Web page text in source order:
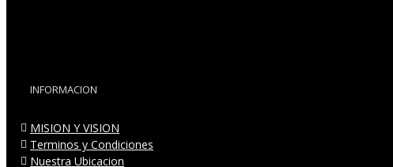
INFORMACION
MISION Y VISION
Terminos y Condiciones
Nuestra Ubicacion